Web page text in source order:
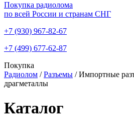
Покупка радиолома
по всей России и странам СНГ
+7 (930) 967-82-67
+7 (499) 677-62-87
Покупка
Радиолом / Разъемы / Импортные
драгметаллы
Каталог